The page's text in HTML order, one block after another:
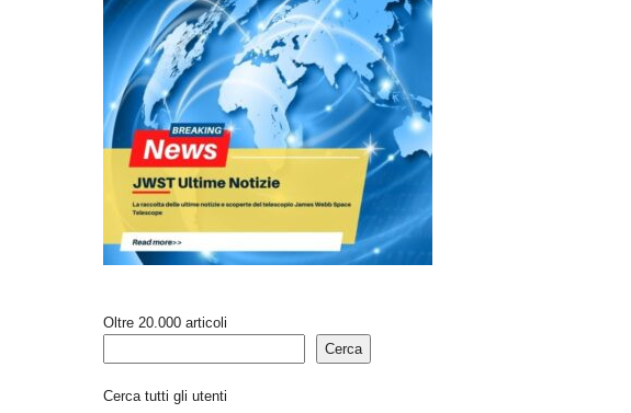
Oltre 20.000 articoli
Cerca
Cerca tutti gli utenti